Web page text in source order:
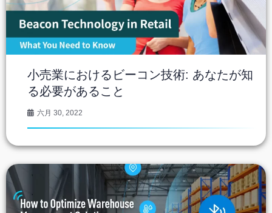
小売業におけるビーコン技術: あなたが知
る必要があること
六月 30, 2022